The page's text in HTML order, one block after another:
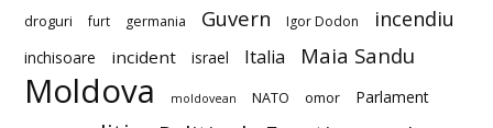
droguri furt germania Guvern Igor Dodon incendiu
inchisoare incident israel Italia Maia Sandu
Moldova moldovean NATO omor Parlament